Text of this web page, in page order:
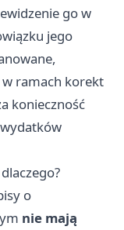
go w
jego
ramach korekt
konieczność
o
nie mają